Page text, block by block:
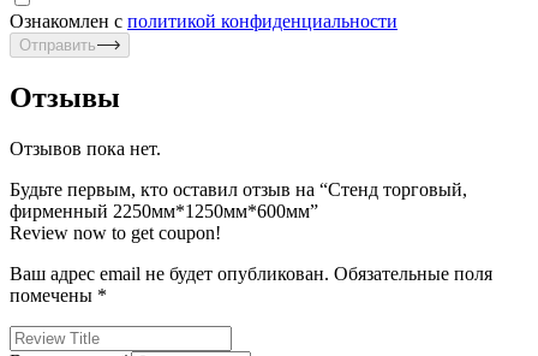
Ознакомлен с политикой конфиденциальности
Отправить
Отзывы
Отзывов пока нет.
Будьте первым, кто оставил отзыв на “Стенд торговый,
фирменный 2250мм*1250мм*600мм”
Review now to get coupon!
Ваш адрес email не будет опубликован. Обязательные поля
помечены *